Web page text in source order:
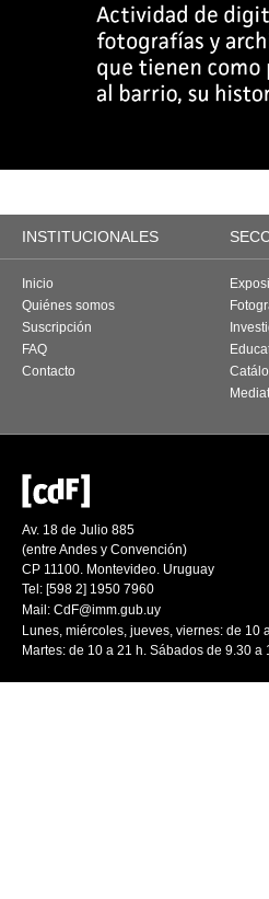
INSTITUCIONALES
Inicio
Quiénes somos
Suscripción
FAQ
Contacto
Av. 18 de Julio 885
(entre Andes y Convención)
CP 11100. Montevideo. Uruguay
Tel: [598 2] 1950 7960
Mail: CdF@imm.gub.uy
Lunes, miércoles, jueves, viernes: de 10
Martes: de 10 a 21 h. Sábados de 9.30 a